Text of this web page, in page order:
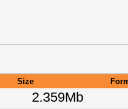
Size
2.359Mb